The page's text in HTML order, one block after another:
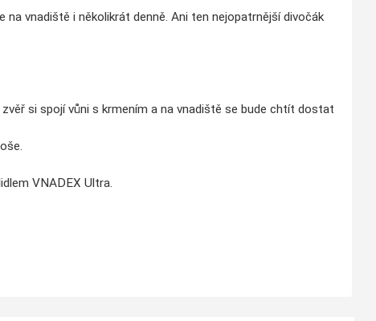
vnadiště i několikrát denně. Ani ten nejopatrnější divočák
si spojí vůni s krmením a na vnadiště se bude chtít dostat
VNADEX Ultra.